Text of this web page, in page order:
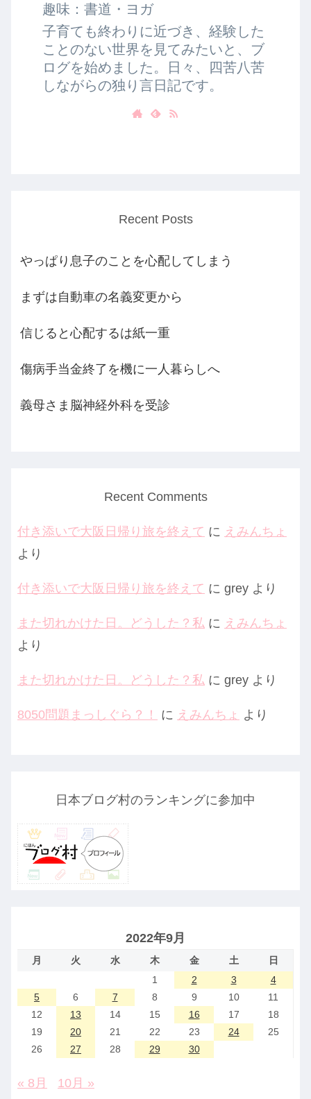
趣味：書道・ヨガ
子育ても終わりに近づき、経験した
ことのない世界を見てみたいと、ブ
ログを始めました。日々、四苦八苦
しながらの独り言日記です。
Recent Posts
やっぱり息子のことを心配してしまう
まずは自動車の名義変更から
信じると心配するは紙一重
傷病手当金終了を機に一人暮らしへ
義母さま脳神経外科を受診
Recent Comments
付き添いで大阪日帰り旅を終えて に えみんちょ
より
付き添いで大阪日帰り旅を終えて に grey より
また切れかけた日。どうした？私 に えみんちょ
より
また切れかけた日。どうした？私 に grey より
8050問題まっしぐら？！ に えみんちょ より
日本ブログ村のランキングに参加中
2022年9月
月 火 水 木 金 土
日
1
2 3
4
5
6 7 8 9 10
11
12
13 14 15 16 17
18
19
20 21 22 23 24
25
26
27 28 29 30
« 8月 10月 »